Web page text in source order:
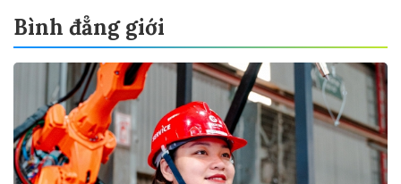
Bình đẳng giới